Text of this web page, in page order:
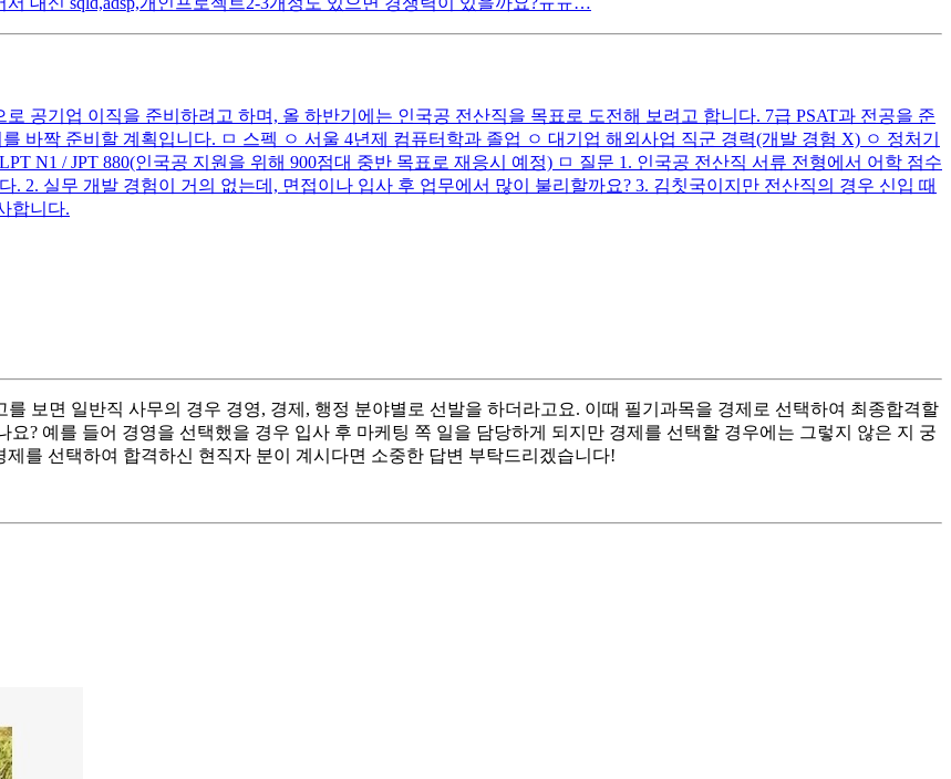
공기업 이직을 준비하려고 하며, 올 하반기에는 인국공 전산직을 목표로 도전해 보려고 합니다. 7급 PSAT과 전공을 준
바짝 준비할 계획입니다. ㅁ 스펙 ㅇ 서울 4년제 컴퓨터학과 졸업 ㅇ 대기업 해외사업 직군 경력(개발 경험 X) ㅇ 정처기
N1 / JPT 880(인국공 지원을 위해 900점대 중반 목표로 재응시 예정) ㅁ 질문 1. 인국공 전산직 서류 전형에서 어학 점수
2. 실무 개발 경험이 거의 없는데, 면접이나 입사 후 업무에서 많이 불리할까요? 3. 김칫국이지만 전산직의 경우 신입 때
합니다.
보면 일반직 사무의 경우 경영, 경제, 행정 분야별로 선발을 하더라고요. 이때 필기과목을 경제로 선택하여 최종합격할
? 예를 들어 경영을 선택했을 경우 입사 후 마케팅 쪽 일을 담당하게 되지만 경제를 선택할 경우에는 그렇지 않은 지 궁
를 선택하여 합격하신 현직자 분이 계시다면 소중한 답변 부탁드리겠습니다!